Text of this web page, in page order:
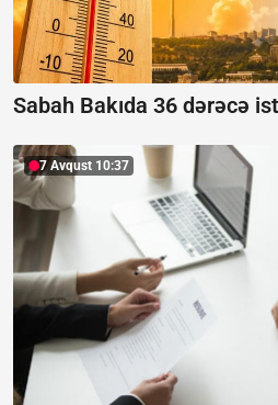
Sabah Bakıda 36 dərəcə
7 Avqust 10:37